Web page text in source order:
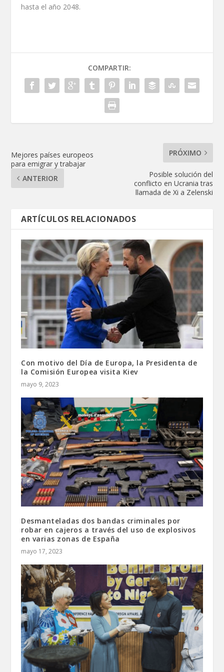
hasta el año 2048.
COMPARTIR:
Mejores países europeos
para emigrar y trabajar
ANTERIOR
PRÓXIMO
Posible solución del
conflicto en Ucrania tras
llamada de Xi a Zelenski
ARTÍCULOS RELACIONADOS
Con motivo del Día de Europa, la Presidenta de
la Comisión Europea visita Kiev
mayo 9, 2023
Desmanteladas dos bandas criminales por
robar en cajeros a través del uso de explosivos
en varias zonas de España
mayo 17, 2023